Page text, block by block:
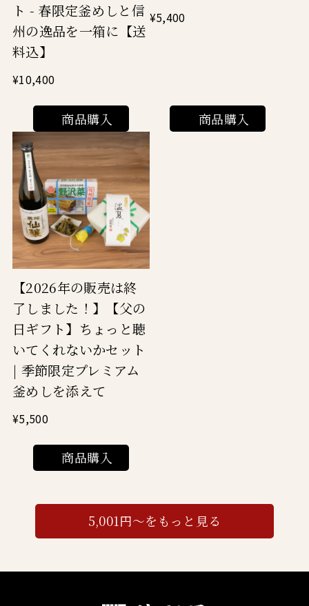
ト - 春限定釜めしと信
州の逸品を一箱に【送
料込】
¥10,400
商品購入
¥5,400
商品購入
【2026年の販売は終
了しました！】【父の
日ギフト】ちょっと聴
いてくれないかセット
| 季節限定プレミアム
釜めしを添えて
¥5,500
商品購入
5,001円～をもっと見る